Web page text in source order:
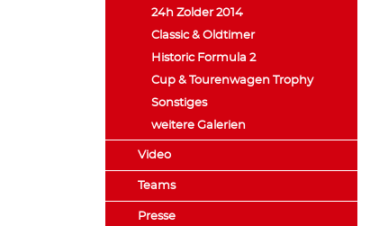
24h Zolder 2014
Classic & Oldtimer
Historic Formula 2
Cup & Tourenwagen Trophy
Sonstiges
weitere Galerien
Video
Teams
Presse